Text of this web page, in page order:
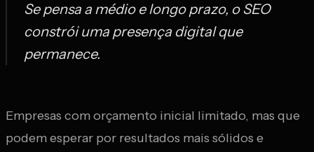
Se pensa a médio e longo prazo, o SEO
constrói uma presença digital que
permanece.
Empresas com orçamento inicial limitado, mas que
podem esperar por resultados mais sólidos e